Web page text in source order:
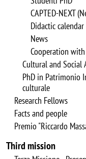
CAPTED-NEXT
Didactic calendar
News
Cooperation
Cultural and
PhD in Patrimonio
culturale
Research Fellows
Facts and people
Premio "Riccardo
Third mission